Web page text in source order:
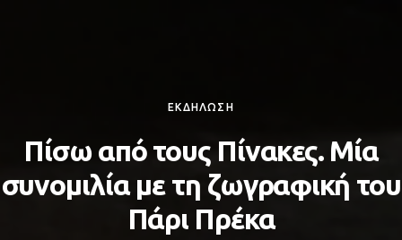
ΕΚΔΗΛΩΣΗ
Πίσω από τους Πίνακες. Μία
συνομιλία με τη ζωγραφική του
Πάρι Πρέκα